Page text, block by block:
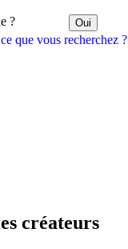
que vous recherchez ?
? Oui
créateurs